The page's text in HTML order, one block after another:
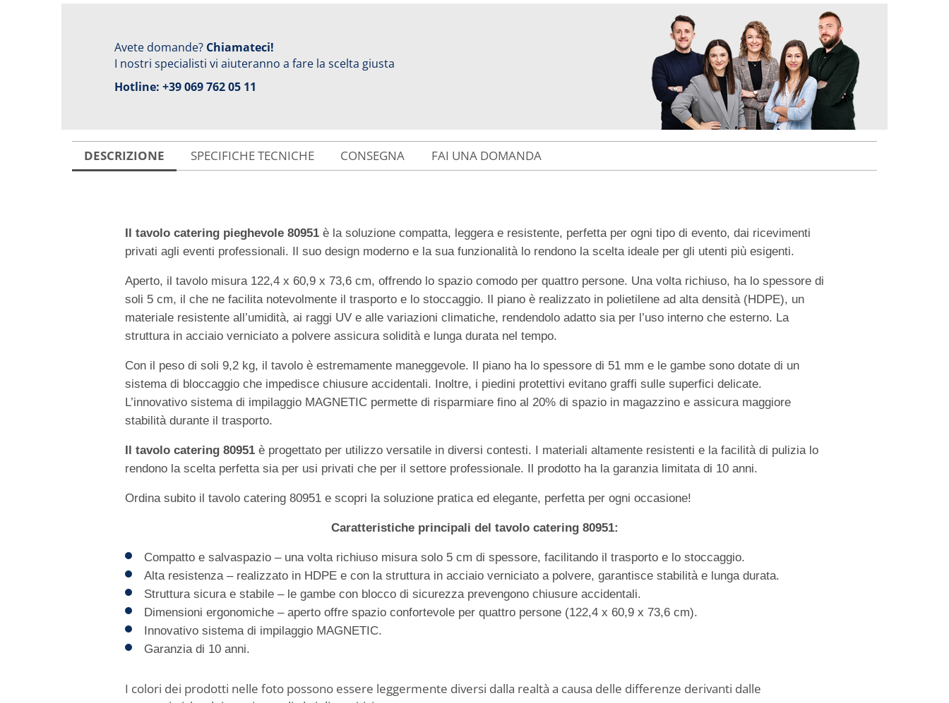
Avete domande? Chiamateci!
I nostri specialisti vi aiuteranno a fare la scelta giusta
Hotline: +39 069 762 05 11
DESCRIZIONE SPECIFICHE TECNICHE CONSEGNA FAI UNA DOMANDA
Il tavolo catering pieghevole 80951 è la soluzione compatta, leggera e resistente, perfetta per ogni tipo di evento, dai ricevimenti
privati agli eventi professionali. Il suo design moderno e la sua funzionalità lo rendono la scelta ideale per gli utenti più esigenti.
Aperto, il tavolo misura 122,4 x 60,9 x 73,6 cm, offrendo lo spazio comodo per quattro persone. Una volta richiuso, ha lo spessore di
soli 5 cm, il che ne facilita notevolmente il trasporto e lo stoccaggio. Il piano è realizzato in polietilene ad alta densità (HDPE), un
materiale resistente all’umidità, ai raggi UV e alle variazioni climatiche, rendendolo adatto sia per l’uso interno che esterno. La
struttura in acciaio verniciato a polvere assicura solidità e lunga durata nel tempo.
Con il peso di soli 9,2 kg, il tavolo è estremamente maneggevole. Il piano ha lo spessore di 51 mm e le gambe sono dotate di un
sistema di bloccaggio che impedisce chiusure accidentali. Inoltre, i piedini protettivi evitano graffi sulle superfici delicate.
L’innovativo sistema di impilaggio MAGNETIC permette di risparmiare fino al 20% di spazio in magazzino e assicura maggiore
stabilità durante il trasporto.
Il tavolo catering 80951 è progettato per utilizzo versatile in diversi contesti. I materiali altamente resistenti e la facilità di pulizia lo
rendono la scelta perfetta sia per usi privati che per il settore professionale. Il prodotto ha la garanzia limitata di 10 anni.
Ordina subito il tavolo catering 80951 e scopri la soluzione pratica ed elegante, perfetta per ogni occasione!
Caratteristiche principali del tavolo catering 80951:
Compatto e salvaspazio – una volta richiuso misura solo 5 cm di spessore, facilitando il trasporto e lo stoccaggio.
Alta resistenza – realizzato in HDPE e con la struttura in acciaio verniciato a polvere, garantisce stabilità e lunga durata.
Struttura sicura e stabile – le gambe con blocco di sicurezza prevengono chiusure accidentali.
Dimensioni ergonomiche – aperto offre spazio confortevole per quattro persone (122,4 x 60,9 x 73,6 cm).
Innovativo sistema di impilaggio MAGNETIC.
Garanzia di 10 anni.
I colori dei prodotti nelle foto possono essere leggermente diversi dalla realtà a causa delle differenze derivanti dalle